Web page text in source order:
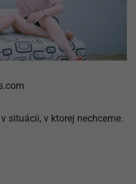
situácii, v ktorej nechceme.